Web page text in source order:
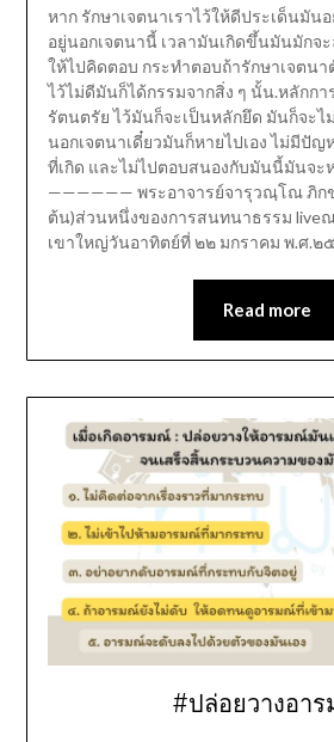
หาก รักษาเจตนาเราไว้ให้ดีประเด็นมัน
อยู่นอกเจตนานี้ เวลามันเกิดขึ้นมันมักจะ
ให้ไปคิดตอบ กระทำตอบถ้ารักษาเจตนา
ไว้ไม่ดีมันก็ได้กรรมจากสิ่ง ๆ นั้น.หลักกา
รัตนตรัย ไว้มันก็จะเป็นหลักยึด มันก็จะ
นอกเจตนาเดี๋ยวมันก็หายไปเอง ไม่มีปั
ที่เกิด และไม่ไปตอบสนองกับมันนี้มันจะห
—————— พระอาจารย์จารุวณฺโณ ภิกขุ
ต้น)ส่วนหนึ่งของการสนทนาธรรม liveณ
เขาใหญ่วันอาทิตย์ที่ ๒๒ มกราคม พ.ศ.๒
Read more
#ปล่อยวางอา